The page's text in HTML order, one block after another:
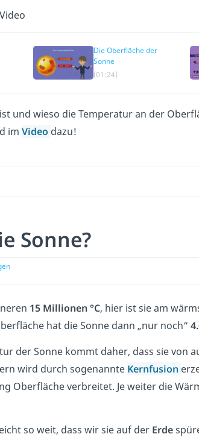
Die Oberfläche der
Sonne
(01:24)
und wieso die Temperatur an der
im Video dazu!
Sonne?
15 Millionen °C, hier ist sie am
hat die Sonne dann „nur noch“
der Sonne kommt daher, dass sie von
wird durch sogenannte Kernfusion
Oberfläche verbreitet. Je weiter die
so weit, dass wir sie auf der Erde